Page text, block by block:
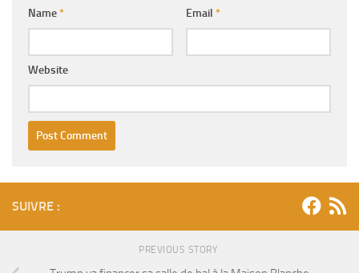
Name* Email *
Website
SUIVRE :
PREVIOUS STORY